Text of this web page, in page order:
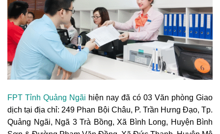
FPT Tỉnh Quảng Ngãi hiện nay đã có 03 Văn phòng Giao
dịch tại địa chỉ: 249 Phan Bội Châu, P. Trần Hưng Đạo, Tp.
Quảng Ngãi, Ngã 3 Trà Bồng, Xã Bình Long, Huyện Bình